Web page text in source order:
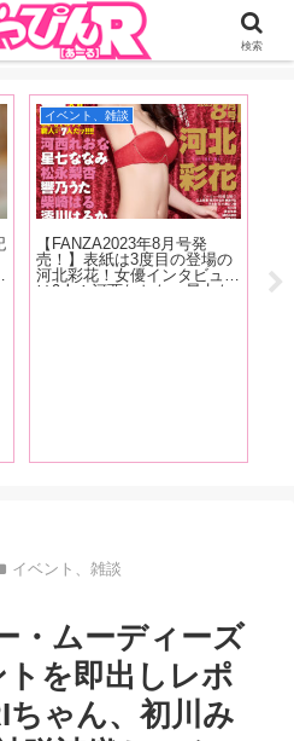
なニュースサイ。サイト内のリンクには
含まれているものがあります
イベント、雑談
【FANZA2023年8月号発
売！】表紙は3度目の登場の
河北彩花！女優インタビュー
は9人！河西れおな、星七な
イベント、雑談
・ムーディーズ
を即出しレポ
ちゃん、初川み
検索